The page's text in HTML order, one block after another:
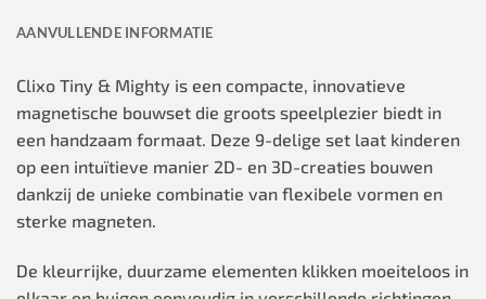
AANVULLENDE INFORMATIE
Clixo Tiny & Mighty is een compacte, innovatieve
magnetische bouwset die groots speelplezier biedt in
een handzaam formaat. Deze 9-delige set laat kinderen
op een intuïtieve manier 2D- en 3D-creaties bouwen
dankzij de unieke combinatie van flexibele vormen en
sterke magneten.
De kleurrijke, duurzame elementen klikken moeiteloos in